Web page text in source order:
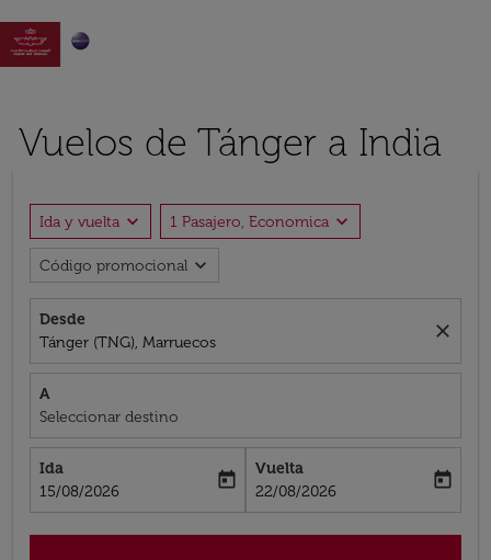

Vuelos de Tánger a India
Ida y vuelta expand_more 1 Pasajero, Economica expand_more
Código promocional expand_more
Desde
Tánger (TNG), Marruecos
close
A
Seleccionar destino
Ida
fc-booking-departure-date-aria-label
15/08/2026
today
Vuelta
fc-booking-return-date-aria-label
22/08/2026
today